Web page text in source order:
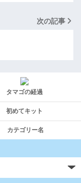
次の記事
タマゴの経過
初めてキット
カテゴリー名